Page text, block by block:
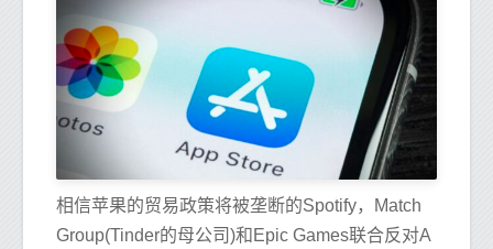
相信苹果的贸易政策将被垄断的Spotify，Match
Group(Tinder的母公司)和Epic Games联合反对A